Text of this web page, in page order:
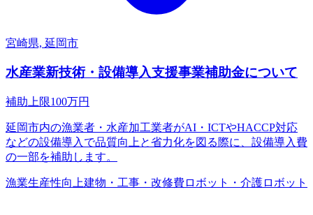
宮崎県, 延岡市
水産業新技術・設備導入支援事業補助金について
補助上限100万円
延岡市内の漁業者・水産加工業者がAI・ICTやHACCP対応
などの設備導入で品質向上と省力化を図る際に、設備導入費
の一部を補助します。
漁業生産性向上建物・工事・改修費ロボット・介護ロボット